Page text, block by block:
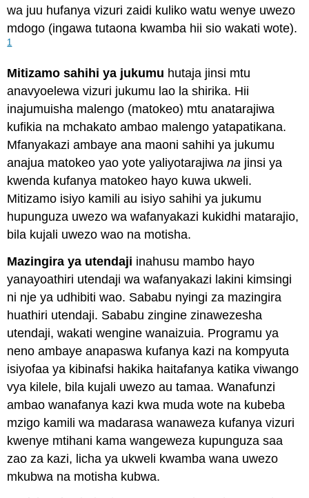
wa juu hufanya vizuri zaidi kuliko watu wenye uwezo
mdogo (ingawa tutaona kwamba hii sio wakati wote).
1
Mitizamo sahihi ya jukumu hutaja jinsi mtu
anavyoelewa vizuri jukumu lao la shirika. Hii
inajumuisha malengo (matokeo) mtu anatarajiwa
kufikia na mchakato ambao malengo yatapatikana.
Mfanyakazi ambaye ana maoni sahihi ya jukumu
anajua matokeo yao yote yaliyotarajiwana jinsi ya
kwenda kufanya matokeo hayo kuwa ukweli.
Mitizamo isiyo kamili au isiyo sahihi ya jukumu
hupunguza uwezo wa wafanyakazi kukidhi matarajio,
bila kujali uwezo wao na motisha.
Mazingira ya utendaji inahusu mambo hayo
yanayoathiri utendaji wa wafanyakazi lakini kimsingi
ni nje ya udhibiti wao. Sababu nyingi za mazingira
huathiri utendaji. Sababu zingine zinawezesha
utendaji, wakati wengine wanaizuia. Programu ya
neno ambaye anapaswa kufanya kazi na kompyuta
isiyofaa ya kibinafsi hakika haitafanya katika viwango
vya kilele, bila kujali uwezo au tamaa. Wanafunzi
ambao wanafanya kazi kwa muda wote na kubeba
mzigo kamili wa madarasa wanaweza kufanya vizuri
kwenye mtihani kama wangeweza kupunguza saa
zao za kazi, licha ya ukweli kwamba wana uwezo
mkubwa na motisha kubwa.